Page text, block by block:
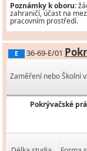
Poznámky k oboru:
zahraničí, účast na
pracovním prostředí.
E 36-69-E/01
Zaměření nebo Školní
Pokrývačské